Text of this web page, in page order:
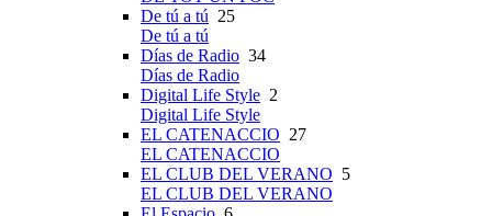
De tú a tú 25
De tú a tú
Días de Radio 34
Días de Radio
Digital Life Style 2
Digital Life Style
EL CATENACCIO 27
EL CATENACCIO
EL CLUB DEL VERANO 5
EL CLUB DEL VERANO